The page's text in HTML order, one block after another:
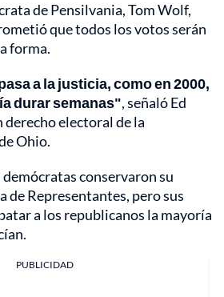
de Pensilvania, Tom Wolf,
que todos los votos serán
forma.
a la justicia, como en 2000,
durar semanas", señaló Ed
derecho electoral de la
Ohio.
demócratas conservaron su
de Representantes, pero sus
a los republicanos la mayoría
PUBLICIDAD